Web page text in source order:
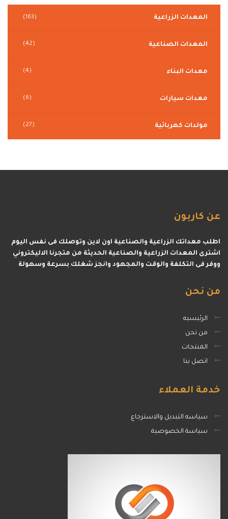
المعدات الزراعية (163)
المعدات الصناعية (42)
معدات البناء (4)
معدات سيارات (6)
مولدات كهربائية (27)
عن كاربون
اطلب معداتك الزراعية والصناعية اون لاين وتوصلك فى نفس اليوم
اشترى المعدات الزراعية والصناعية الحديثة من متجرنا الاليكتروني
ووفر فى التكلفة والوقت والمجهود وانجز شغلك بسرعة وسهولة
من نحن
الرئيسيه
من نحن
المنتجات
اتصل بنا
خدمة العملاء
سياسه التبديل والاسترجاع
سياسة الخصوصية